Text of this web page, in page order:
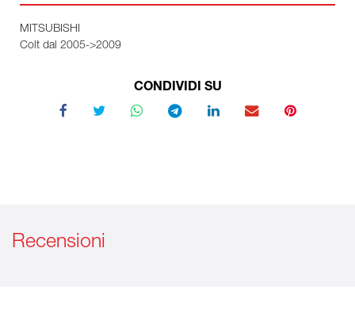
MITSUBISHI
Colt dal 2005->2009
CONDIVIDI SU
Recensioni